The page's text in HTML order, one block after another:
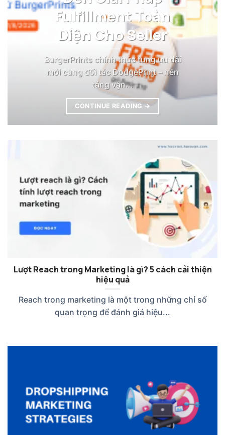
Fulfillment Toàn
Diện Cho Seller
BurgerPrints chính thức tung ưu đãi
mới cùng đối tác DodgePrint – nền
tảng vận...
CONTINUE READING →
Lượt Reach trong Marketing là gì? 5 cách cải thiện
hiệu quả
Reach trong marketing là một trong những chỉ số
quan trọng để đánh giá hiệu...